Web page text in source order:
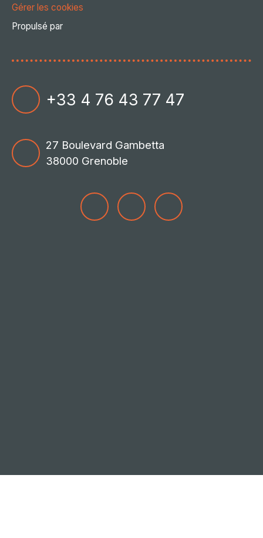
Gérer les cookies
Propulsé par
+33 4 76 43 77 47
27 Boulevard Gambetta
38000 Grenoble